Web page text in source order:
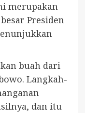
merupakan
Presiden
buah dari
Langkah-
dan itu